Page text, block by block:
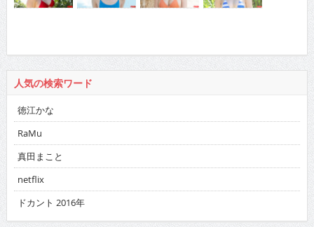
人気の検索ワード
徳江かな
RaMu
真田まこと
netflix
ドカント 2016年